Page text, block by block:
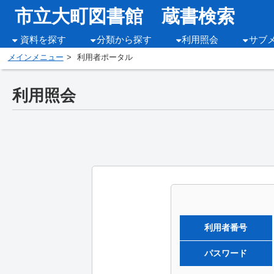
市立大町図書館 蔵書検索
資料を探す 分類から探す 利用照会 サブ
メインメニュー 利用者ポータル
利用照会
利用者番号
パスワード